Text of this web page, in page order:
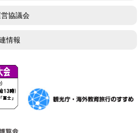
協議会
情報